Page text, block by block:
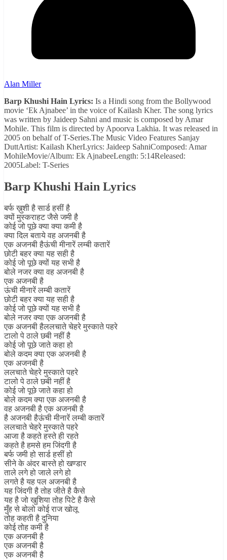
Alan Miller
Barp Khushi Hain Lyrics: Is a Hindi song from the Bollywood
movie ‘Ek Ajnabee’ in the voice of Kailash Kher. The song lyrics
was written by Jaideep Sahni and music is composed by Amar
Mohile. This film is directed by Apoorva Lakhia. It was released in
2005 on behalf of T-Series.The Music Video Features Sanjay
DuttArtist: Kailash KherLyrics: Jaideep SahniComposed: Amar
MohileMovie/Album: Ek AjnabeeLength: 5:14Released:
2005Label: T-Series
Barp Khushi Hain Lyrics
बर्फ ख़ुशी है सार्ड हसीं है
क्यों मुस्कराहट जैसे जमी है
कोई जो पूछे क्या क्या कमी है
क्या दिल बताये वह अजनबी है
एक अजनबी हैऊंची मीनारें लम्बी कतारें
छोटी बहर क्या यह सही है
कोई जो पूछे क्यों यह सभी है
बोले नजर क्या वह अजनबी है
एक अजनबी है
ऊंची मीनारें लम्बी कतारें
छोटी बहर क्या यह सही है
कोई जो पूछे क्यों यह सभी है
बोले नजर क्या एक अजनबी है
एक अजनबी हैललचाते चेहरे मुस्काते पहरे
टालो पे ठाले छबी नहीं है
कोई जो पूछे जाते कहा हो
बोले कदम क्या एक अजनबी है
एक अजनबी है
ललचाते चेहरे मुस्काते पहरे
टालो पे ठाले छबी नहीं है
कोई जो पूछे जाते कहा हो
बोले कदम क्या एक अजनबी है
वह अजनबी है एक अजनबी है
है अजनबी हैऊंची मीनारें लम्बी कतारें
ललचाते चेहरे मुस्काते पहरे
आजा है कहते हस्ते ही रहते
कहते है हमसे हम जिंदगी है
बर्फ जमी हो सार्ड हसीं हो
सीने के अंदर बास्ते हो खण्डार
ताले लगे हो जाले लगे हो
लगते है यह पल अजनबी है
यह जिंदगी है तोह जीते है कैसे
यह है जो खुशिया तोह पिटे है कैसे
मुँह से बोलो कोई राज खोलू
तोह कहती है दुनिया
कोई तोह कमी है
एक अजनबी है
एक अजनबी है
एक अजनबी है